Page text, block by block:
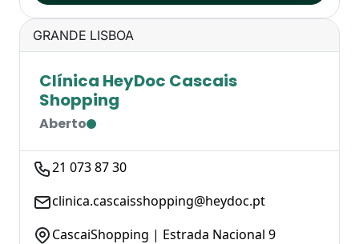
GRANDE LISBOA
Clínica HeyDoc Cascais
Shopping
Aberto
21 073 87 30
clinica.cascaisshopping@heydoc.pt
CascaiShopping | Estrada Nacional 9